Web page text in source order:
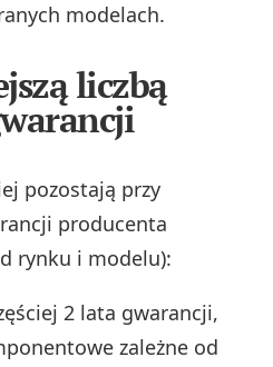
modelach.
liczbą
pozostają przy
producenta
rynku i modelu):
2 lata gwarancji,
zależne od